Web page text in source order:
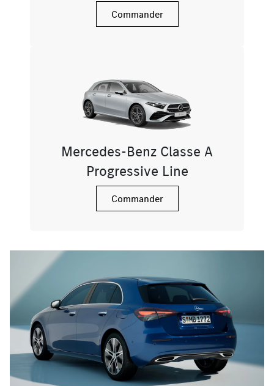
Commander
Mercedes-Benz Classe A
Progressive Line
Commander